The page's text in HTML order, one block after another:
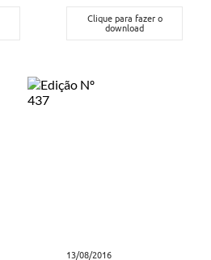
Clique para fazer o
download
13/08/2016